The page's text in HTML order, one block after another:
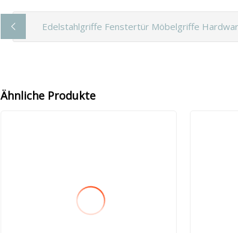
Edelstahlgriffe Fenstertür Möbelgriffe
Ähnliche Produkte